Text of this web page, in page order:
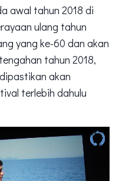
awal tahun 2018 di
ulang tahun
yang ke-60 dan akan
tahun 2018,
akan
terlebih dahulu